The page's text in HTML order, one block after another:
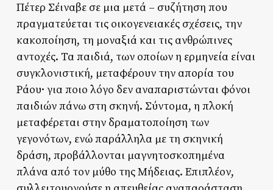
Πέτερ Σέιναβε σε μια μετά – συζήτηση που
πραγματεύεται τις οικογενειακές σχέσεις, την
κακοποίηση, τη μοναξιά και τις ανθρώπινες
αντοχές. Τα παιδιά, των οποίων η ερμηνεία είναι
συγκλονιστική, μεταφέρουν την απορία του
Ράου· για ποιο λόγο δεν αναπαριστώνται φόνοι
παιδιών πάνω στη σκηνή. Σύντομα, η πλοκή
μεταφέρεται στην δραματοποίηση των
γεγονότων, ενώ παράλληλα με τη σκηνική
δράση, προβάλλονται μαγνητοσκοπημένα
πλάνα από τον μύθο της Μήδειας. Επιπλέον,